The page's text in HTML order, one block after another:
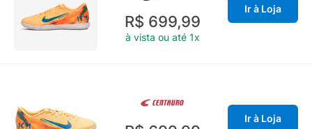
R$ 699,99
à vista ou até 1x
Ir à Loja
Ir à Loja